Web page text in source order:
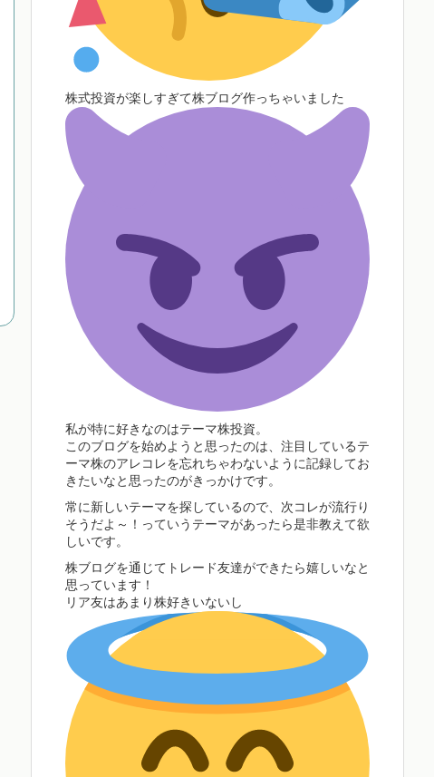
株式投資が楽しすぎて株ブログ作っちゃいました
私が特に好きなのはテーマ株投資。
このブログを始めようと思ったのは、注目しているテ
ーマ株のアレコレを忘れちゃわないように記録してお
きたいなと思ったのがきっかけです。
常に新しいテーマを探しているので、次コレが流行り
そうだよ～！っていうテーマがあったら是非教えて欲
しいです。
株ブログを通じてトレード友達ができたら嬉しいなと
思っています！
リア友はあまり株好きいないし